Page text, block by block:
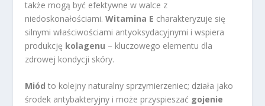
także mogą być efektywne w walce z
niedoskonałościami.Witamina E charakteryzuje się
silnymi właściwościami antyoksydacyjnymi i wspiera
produkcję kolagenu – kluczowego elementu dla
zdrowej kondycji skóry.
Miód to kolejny naturalny sprzymierzeniec; działa jako
środek antybakteryjny i może przyspieszać gojenie